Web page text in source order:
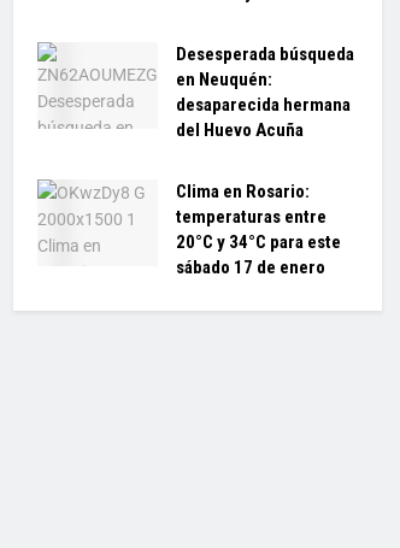
Desesperada búsqueda
en Neuquén:
desaparecida hermana
del Huevo Acuña
Clima en Rosario:
temperaturas entre
20°C y 34°C para este
sábado 17 de enero